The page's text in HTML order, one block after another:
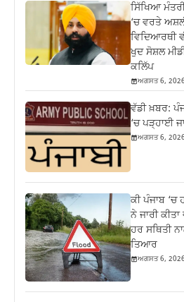
ਸਿੱਖਿਆ
‘ਚ ਵਰਤੇ
ਵਿਦਿਆਰਥੀ
ਖੁਦ ਸੋਸ਼ਲ
ਕਲਿੱਪ
ਅਗਸਤ 6, 2026
ਵੱਡੀ ਖ਼ਬਰ:
‘ਚ ਪੜ੍ਹਾਈ
ਅਗਸਤ 6, 2026
ਕੀ ਪੰਜਾਬ ‘ਚ
ਨੇ ਜਾਰੀ
ਹਰ ਸਥਿਤੀ
ਤਿਆਰ
ਅਗਸਤ 6, 2026